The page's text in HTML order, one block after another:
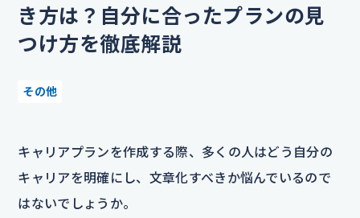
き方は？自分に合ったプランの見
つけ方を徹底解説
その他
キャリアプランを作成する際、多くの人はどう自分の
キャリアを明確にし、文章化すべきか悩んでいるので
はないでしょうか。